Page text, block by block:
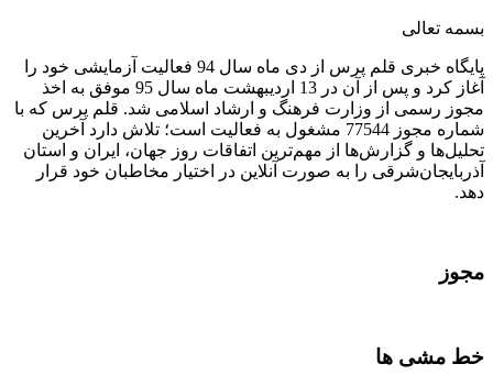
بسمه تعالی
پایگاه خبری قلم پرس از دی ماه سال 94 فعالیت آزمایشی خود را
آغاز کرد و پس از آن در 13 اردیبهشت ماه سال 95 موفق به اخذ
مجوز رسمی از وزارت فرهنگ و ارشاد اسلامی شد. قلم پرس که با
شماره مجوز 77544 مشغول به فعالیت است؛ تلاش دارد آخرین
تحلیل‌ها و گزارش‌ها از مهم‌ترین اتفاقات روز جهان، ایران و استان
آذربایجان‌شرقی را به صورت آنلاین در اختیار مخاطبان خود قرار
دهد.
مجوز
خط مشی ها